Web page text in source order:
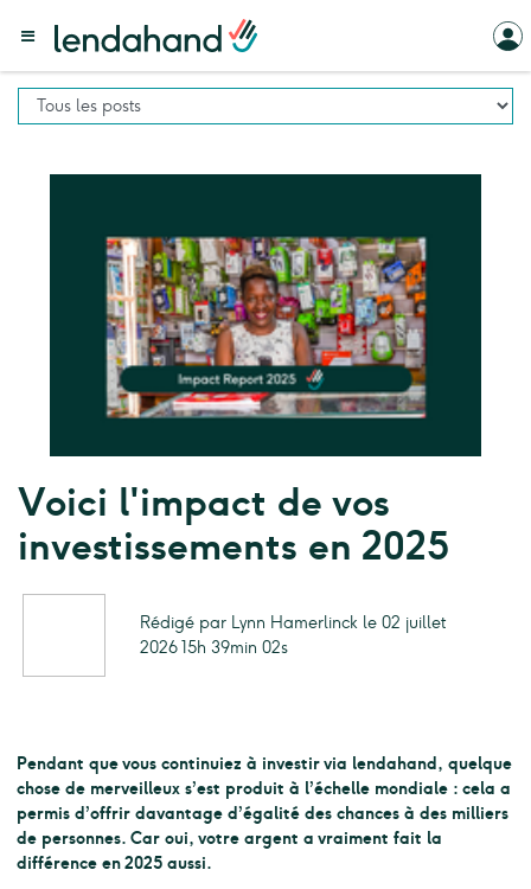
Voici l'impact de vos
investissements en 2025
Rédigé par Lynn Hamerlinck le 02 juillet
2026 15h 39min 02s
Pendant que vous continuiez à investir via lendahand, quelque
chose de merveilleux s’est produit à l’échelle mondiale : cela a
permis d’offrir davantage d’égalité des chances à des milliers
de personnes. Car oui, votre argent a vraiment fait la
différence en 2025 aussi.